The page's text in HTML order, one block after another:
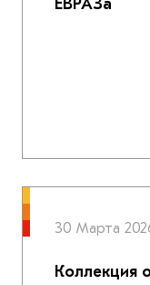
30 Марта
Коллекция